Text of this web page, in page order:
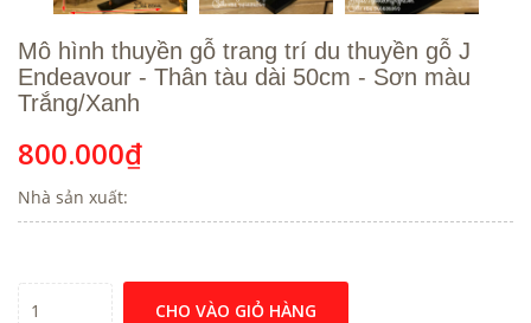
Mô hình thuyền gỗ trang trí du thuyền gỗ J
Endeavour - Thân tàu dài 50cm - Sơn màu
Trắng/Xanh
800.000₫
Nhà sản xuất:
CHO VÀO GIỎ HÀNG